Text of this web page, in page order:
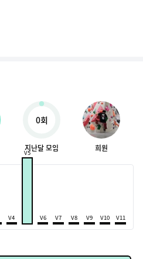
0회
지난달 모임 희원
V4
V5
V6 V7 V8 V9 V10 V11